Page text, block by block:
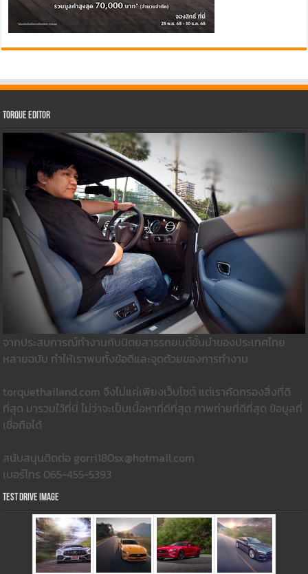
Torque Editor
จากประสบการณ์ทำงานกับนิตยสารรถยนต์ชั้นนำของประเทศไทย
หลายฉบับ ทำให้เราพบทั้งข้อดีและจุดด้วยของการทำงาน
torquethailand.com จึงไม่แค่เพียงเว็บไซต์ แต่เราคัดกรองสิ่งที่ดี
ที่สุด มารวมใว้ที่นี่ ไม่ว่าจะเป็นเนื้อหาที่ดีที่สุด ภาพถ่ายที่ดีที่สุด ข้อมูลที่
เชื่อถือได้
สนับสนุนติดต่อ gorri180sx@hotmail.com
เบอร์โทร 065-455-5393
Test Drive Image